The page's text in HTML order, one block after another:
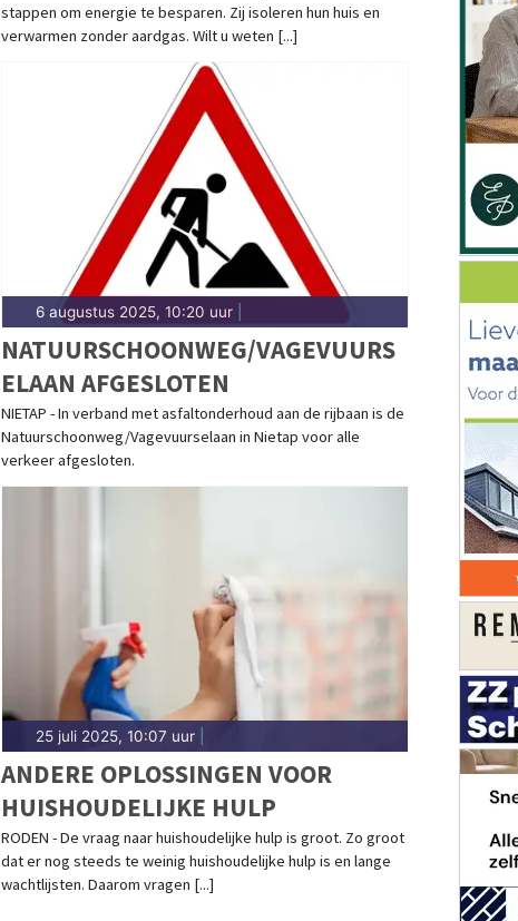
stappen om energie te besparen. Zij isoleren hun huis en
verwarmen zonder aardgas. Wilt u weten [...]
6 augustus 2025, 10:20 uur|
NATUURSCHOONWEG/VAGEVUURS
ELAAN AFGESLOTEN
NIETAP - In verband met asfaltonderhoud aan de rijbaan is de
Natuurschoonweg/Vagevuurselaan in Nietap voor alle
verkeer afgesloten.
25 juli 2025, 10:07 uur|
ANDERE OPLOSSINGEN VOOR
HUISHOUDELIJKE HULP
RODEN - De vraag naar huishoudelijke hulp is groot. Zo groot
dat er nog steeds te weinig huishoudelijke hulp is en lange
wachtlijsten. Daarom vragen [...]